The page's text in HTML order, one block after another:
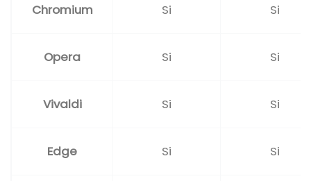
Chromium Si Si
Opera Si Si
Vivaldi Si Si
Edge Si Si